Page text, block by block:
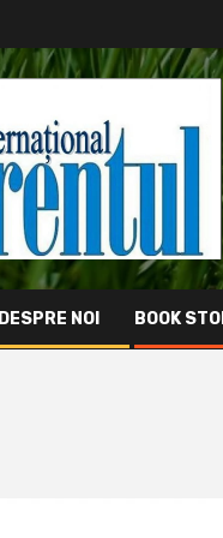
DESPRE NOI BOOK